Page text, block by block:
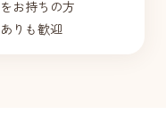
お持ちの方
りも歓迎